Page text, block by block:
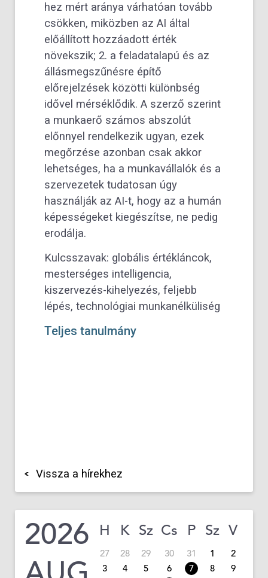
hez mért aránya várhatóan tovább
csökken, miközben az AI által
előállított hozzáadott érték
növekszik; 2. a feladatalapú és az
állásmegszűnésre építő
előrejelzések közötti különbség
idővel mérséklődik. A szerző szerint
a munkaerő számos abszolút
előnnyel rendelkezik ugyan, ezek
megőrzése azonban csak akkor
lehetséges, ha a munkavállalók és a
szervezetek tudatosan úgy
használják az AI-t, hogy az a humán
képességeket kiegészítse, ne pedig
erodálja.
Kulcsszavak: globális értékláncok,
mesterséges intelligencia,
kiszervezés-kihelyezés, feljebb
lépés, technológiai munkanélküliség
Teljes tanulmány
Vissza a hírekhez
2026
H K Sz Cs P Sz V
27 28 29 30 31 1
2
3
4 5 6 7 8
9